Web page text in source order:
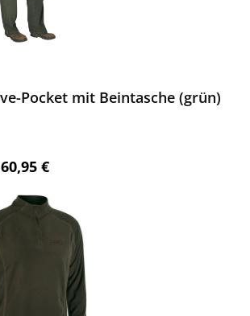
Pocket mit Beintasche (grün)
Regulärer Preis:
60,95 €